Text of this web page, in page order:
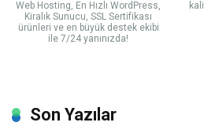
Web Hosting, En Hızlı WordPress,
Kiralık Sunucu, SSL Sertifikası
ürünleri ve en büyük destek ekibi
ile 7/24 yanınızda!
Son Yazılar